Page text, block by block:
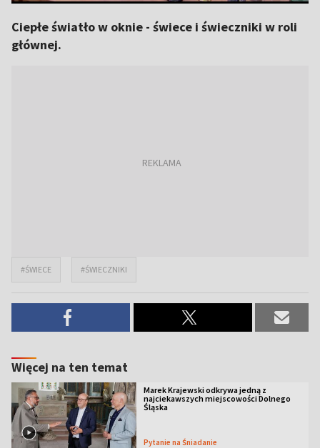
Ciepłe światło w oknie - świece i świeczniki w roli
głównej.
#ŚWIECE #ŚWIECZNIKI
Więcej na ten temat
Marek Krajewski odkrywa jedną z
najciekawszych miejscowości Dolnego
Śląska
Pytanie na Śniadanie